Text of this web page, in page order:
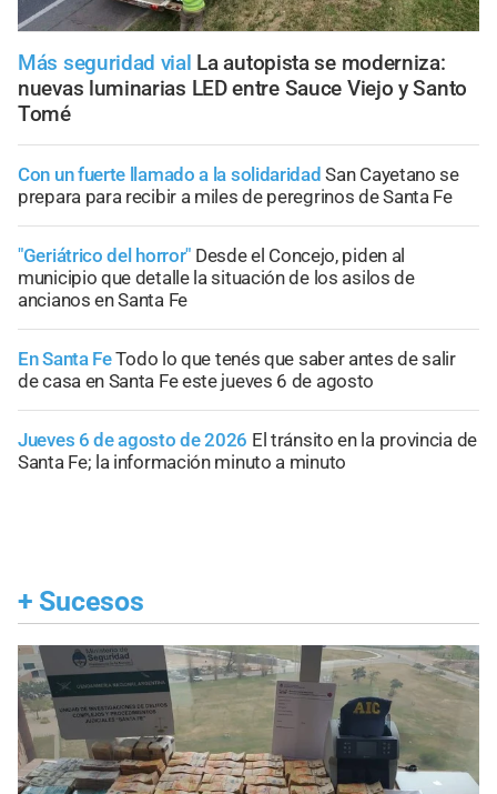
Más seguridad vial La autopista se moderniza:
nuevas luminarias LED entre Sauce Viejo y Santo
Tomé
Con un fuerte llamado a la solidaridad San Cayetano se
prepara para recibir a miles de peregrinos de Santa Fe
"Geriátrico del horror" Desde el Concejo, piden al
municipio que detalle la situación de los asilos de
ancianos en Santa Fe
En Santa FeTodo lo que tenés que saber antes de salir
de casa en Santa Fe este jueves 6 de agosto
Jueves 6 de agosto de 2026 El tránsito en la provincia de
Santa Fe; la información minuto a minuto
+ Sucesos